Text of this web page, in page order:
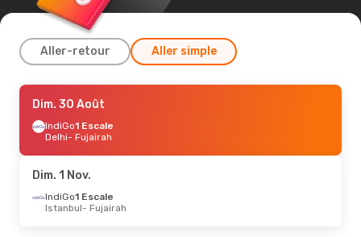
Aller-retour Aller simple
Sam. 19 Sept.
IndiGoDirect
Bombay- Fujairah
Fujairah- Bombay
Lun. 24 Août- Dim. 30 Août
Dim. 30 Août
IndiGo1 Escale
Delhi- Fujairah
Dim. 1 Nov.
IndiGo1 Escale
Istanbul- Fujairah